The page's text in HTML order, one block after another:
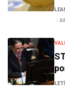
|